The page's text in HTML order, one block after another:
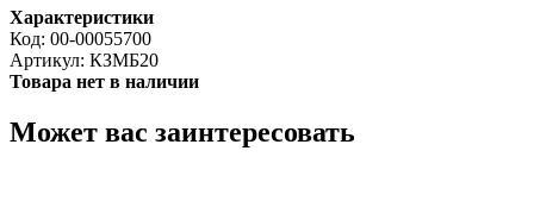
Характеристики
Код: 00-00055700
Артикул: КЗМБ20
Товара нет в наличии
Может вас заинтересовать